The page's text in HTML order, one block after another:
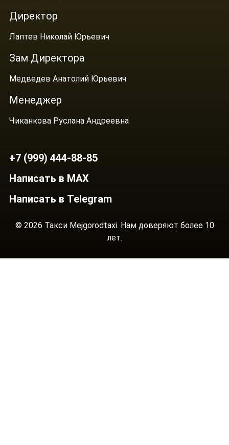
Директор
Лаптев Николай Юрьевич
Зам Директора
Медведев Анатолий Юрьевич
Менеджер
Чиканкова Руслана Андреевна
+7 (999) 444-88-85
Написать в MAX
Написать в Telegram
© 2026 Такси Mejgorodtaxi. Нам доверяют более 10
лет.